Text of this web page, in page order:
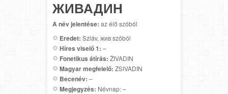
ЖИВАДИН
A név jelentése: az élő szóból
Eredet: Szláv, жив szóból
Híres viselő 1: –
Fonetikus átírás: ŽIVADIN
Magyar megfelelő: ZSIVADIN
Becenév: –
Megjegyzés: Névnap: –